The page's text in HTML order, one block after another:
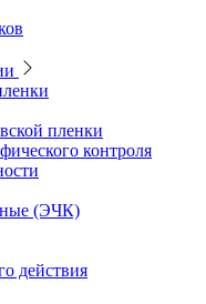
и измерительного
пленки